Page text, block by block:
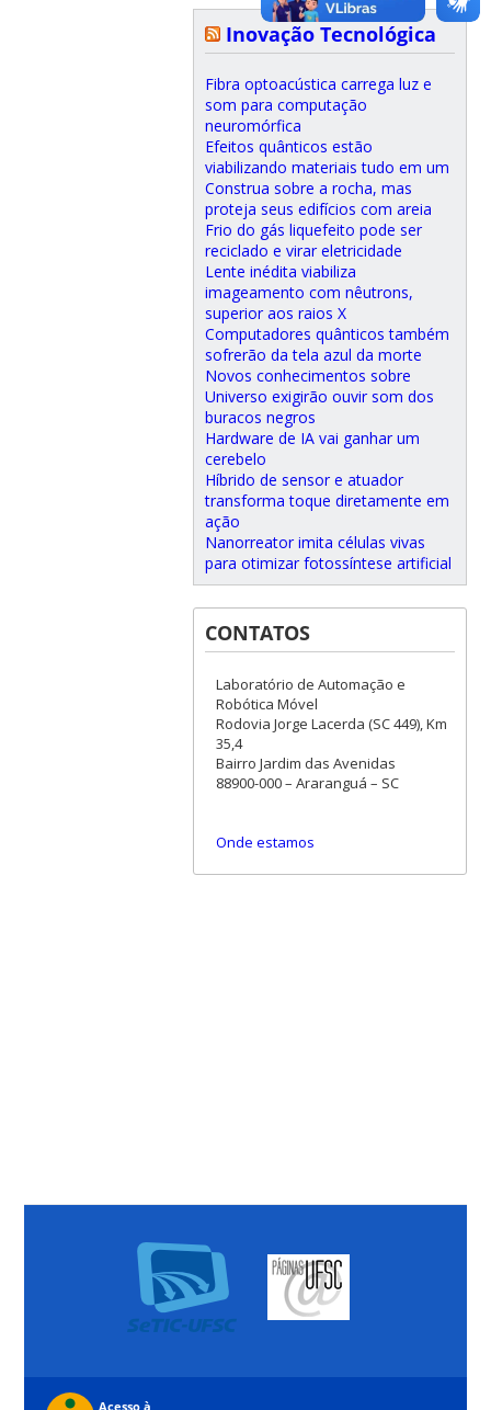
Inovação Tecnológica
Fibra optoacústica carrega luz e
som para computação
neuromórfica
Efeitos quânticos estão
viabilizando materiais tudo em um
Construa sobre a rocha, mas
proteja seus edifícios com areia
Frio do gás liquefeito pode ser
reciclado e virar eletricidade
Lente inédita viabiliza
imageamento com nêutrons,
superior aos raios X
Computadores quânticos também
sofrerão da tela azul da morte
Novos conhecimentos sobre
Universo exigirão ouvir som dos
buracos negros
Hardware de IA vai ganhar um
cerebelo
Híbrido de sensor e atuador
transforma toque diretamente em
ação
Nanorreator imita células vivas
para otimizar fotossíntese artificial
CONTATOS
Laboratório de Automação e
Robótica Móvel
Rodovia Jorge Lacerda (SC 449), Km
35,4
Bairro Jardim das Avenidas
88900-000 – Araranguá – SC
Onde estamos